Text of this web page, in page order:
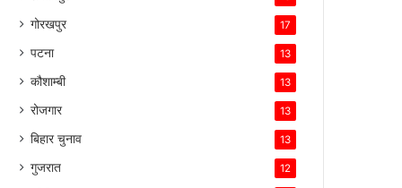
गोरखपुर 17
पटना 13
कौशाम्बी 13
रोजगार 13
बिहार चुनाव 13
गुजरात 12